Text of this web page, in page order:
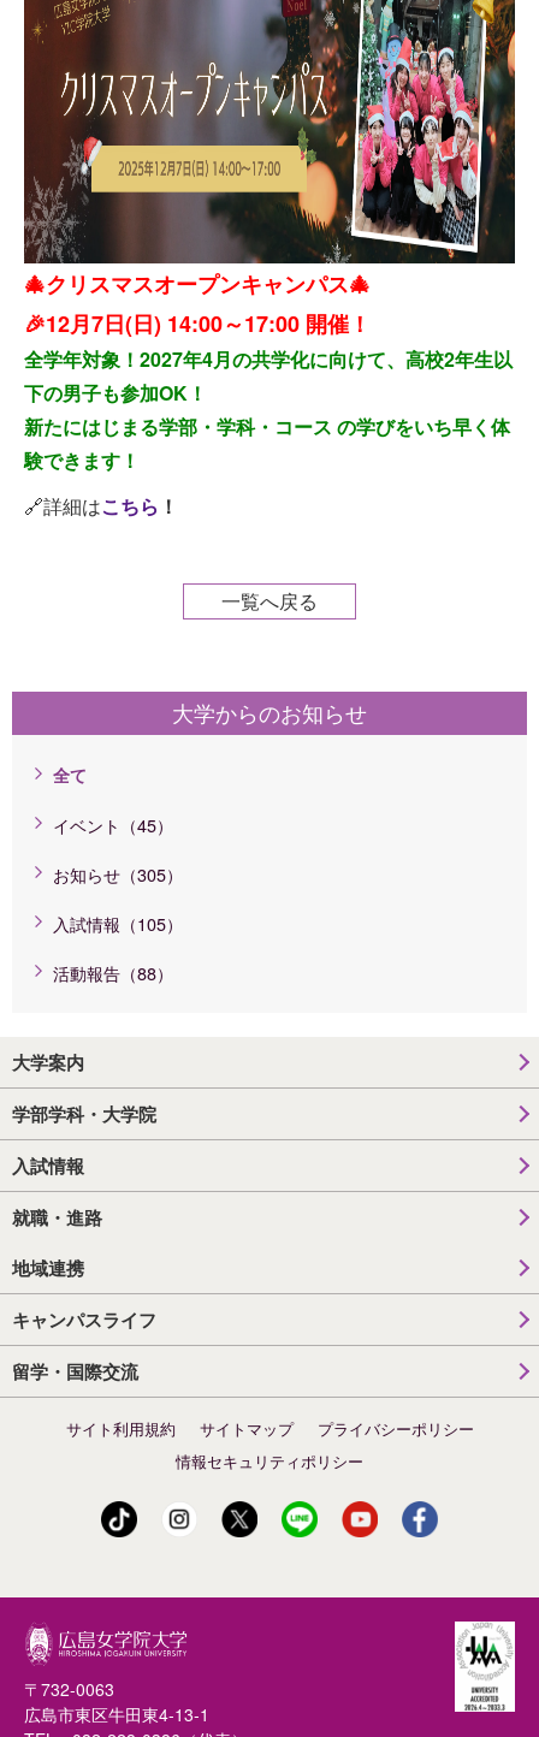
🎄クリスマスオープンキャンパス🎄
🎉12月7日(日) 14:00～17:00 開催！
全学年対象！2027年4月の共学化に向けて、高校2年生以
下の男子も参加OK！
新たにはじまる学部・学科・コース の学びをいち早く体
験できます！
🔗詳細はこちら ！
一覧へ戻る
大学からのお知らせ
全て
イベント（45）
お知らせ（305）
入試情報（105）
活動報告（88）
大学案内
学部学科・大学院
入試情報
就職・進路
地域連携
キャンパスライフ
留学・国際交流
サイト利用規約 サイトマップ
プライバシーポリシー
情報セキュリティポリシー
〒732-0063
広島市東区牛田東4-13-1